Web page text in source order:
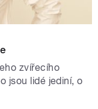
zvířecího
jsou lidé jediní, o